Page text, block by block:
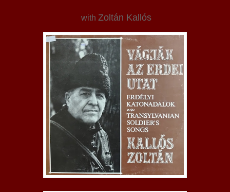
with Zoltán Kallós